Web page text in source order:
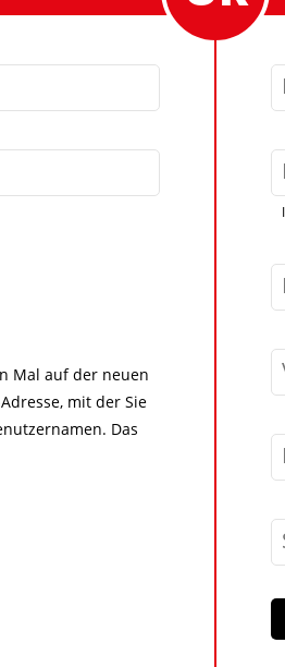
Mal auf der neuen
mit der Sie
Das